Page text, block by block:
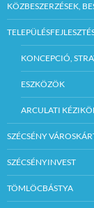
KÖZBESZERZÉSEK,
KONCEPCIÓ,
ESZKÖZÖK
ARCULATI
SZÉCSÉNY
SZÉCSÉNYINVEST
TÖMLÖCBÁSTYA